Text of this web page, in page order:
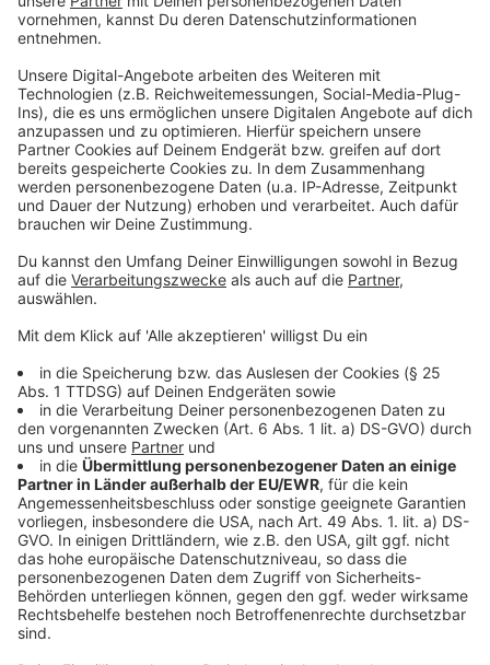
Vorjahreshalbfinalisten Scott Williams. Gotthardt
qualifizierte sich durch den Sieg bei der PDC Europe
Super League. Sein Erstrundengegner ist am 16.
Dezember um 15:45 Uhr Alan Souter.
Anzeige
Darts-WM: So könnt ihr die Spiele verfolgen
DAZN übertragen umfangreich von den insgesamt 28
Nachmittags- und Abendsessions. Pausen gibt es nur
an den drei Weihnachtstagen sowie an Silvester. Sonst
wird täglich gespielt, an den meisten Tagen von 13.30
Uhr bis Mitternacht (deutscher Zeit).
Das Preisgeld von über 2,5 Millionen Pfund wird auf
alle Teilnehmer ausgeschüttet. Für den Gewinner gibt
es 500.000 Pfund. Der Verlierer in der 1. Runde erhält
7.500 Pfund.
Anzeige